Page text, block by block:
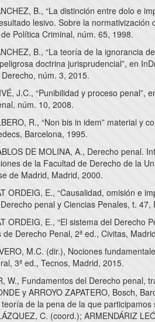
B., “La distinción entre dolo e
lesivo. Sobre la normativización
Política Criminal, núm. 65, 1998.
B., “La teoría de la ignorancia
doctrina jurisprudencial”, en
núm. 3, 2015.
J.C., “Punibilidad y proceso penal”,
núm. 10, 2008.
R., “Non bis in idem” material y
Barcelona, 1995.
DE MOLINA, A., Derecho penal.
de la Facultad de Derecho de la
de Madrid, Madrid, 2000.
ORDEIG, E., “Causalidad, omisión e
penal y Ciencias Penales, t. 47,
ORDEIG, E., “El sistema del Derecho
de Derecho Penal, 2ª ed., Civitas,
M.C. (dir.), Nociones
3ª ed., Tecnos, Madrid, 2015.
W., Fundamentos del Derecho penal,
y ARROYO ZAPATERO, Bosch,
de la pena de la que participamos
C. (coord.); ARMENDÁRIZ